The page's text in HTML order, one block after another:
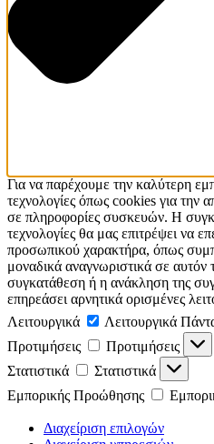
Για να παρέχουμε την καλύτερη
τεχνολογίες όπως cookies για την
σε πληροφορίες συσκευών. Η
τεχνολογίες θα μας επιτρέψει να
προσωπικού χαρακτήρα, όπως
μοναδικά αναγνωριστικά σε
συγκατάθεση ή η ανάκληση της
επηρεάσει αρνητικά ορισμένες
Λειτουργικά
Λειτουργικά
Προτιμήσεις
Προτιμήσεις
Στατιστικά
Στατιστικά
Εμπορικής Προώθησης
Διαχείριση επιλογών